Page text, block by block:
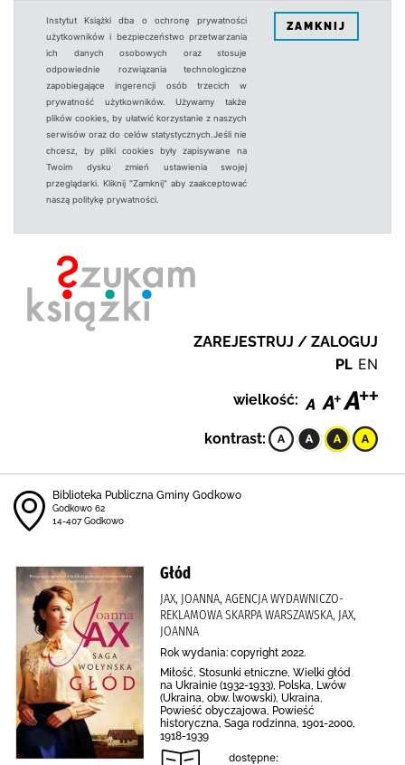
Instytut Książki dba o ochronę prywatności
użytkowników i bezpieczeństwo przetwarzania
ich danych osobowych oraz stosuje
odpowiednie rozwiązania technologiczne
zapobiegające ingerencji osób trzecich w
prywatność użytkowników. Używamy także
plików cookies, by ułatwić korzystanie z naszych
serwisów oraz do celów statystycznych.Jeśli nie
chcesz, by pliki cookies były zapisywane na
Twoim dysku zmień ustawienia swojej
przeglądarki. Kliknij "Zamknij" aby zaakceptować
naszą politykę prywatności.
ZAMKNIJ
ZAREJESTRUJ / ZALOGUJ
PL EN
wielkość:
kontrast:
Biblioteka Publiczna Gminy Godkowo
Godkowo 62
14-407 Godkowo
Głód
JAX, JOANNA, AGENCJA WYDAWNICZO-
REKLAMOWA SKARPA WARSZAWSKA, JAX,
JOANNA
Rok wydania: copyright 2022.
Miłość, Stosunki etniczne, Wielki głód
na Ukrainie (1932-1933), Polska, Lwów
(Ukraina, obw. lwowski), Ukraina,
Powieść obyczajowa, Powieść
historyczna, Saga rodzinna, 1901-2000,
1918-1939
dostępne: